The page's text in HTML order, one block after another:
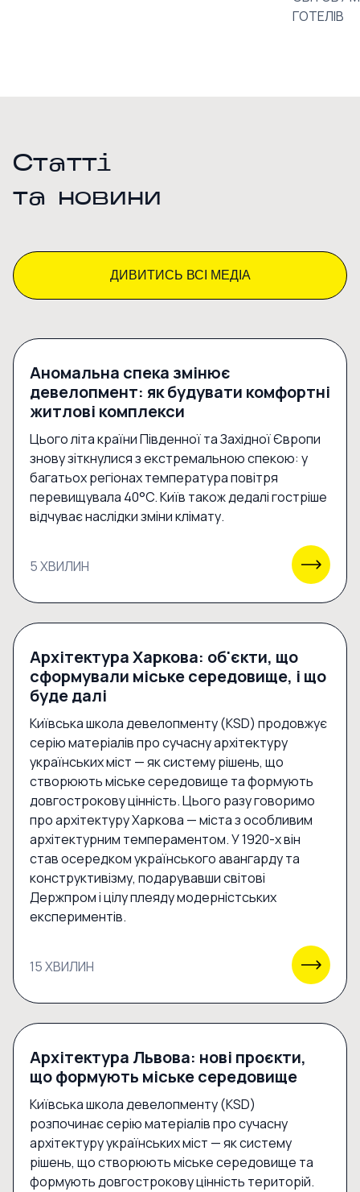
ГОТЕЛІВ
Статті
та новини
ДИВИТИСЬ ВСІ МЕДІА
Аномальна спека змінює
девелопмент: як будувати комфортні
житлові комплекси
Цього літа країни Південної та Західної Європи
знову зіткнулися з екстремальною спекою: у
багатьох регіонах температура повітря
перевищувала 40°C. Київ також дедалі гостріше
відчуває наслідки зміни клімату.
5 ХВИЛИН
Архітектура Харкова: об'єкти, що
сформували міське середовище, і що
буде далі
Київська школа девелопменту (KSD) продовжує
серію матеріалів про сучасну архітектуру
українських міст — як систему рішень, що
створюють міське середовище та формують
довгострокову цінність. Цього разу говоримо
про архітектуру Харкова — міста з особливим
архітектурним темпераментом. У 1920-х він
став осередком українського авангарду та
конструктивізму, подарувавши світові
Держпром і цілу плеяду модерністських
експериментів.
15 ХВИЛИН
Архітектура Львова: нові проєкти,
що формують міське середовище
Київська школа девелопменту (KSD)
розпочинає серію матеріалів про сучасну
архітектуру українських міст — як систему
рішень, що створюють міське середовище та
формують довгострокову цінність територій.